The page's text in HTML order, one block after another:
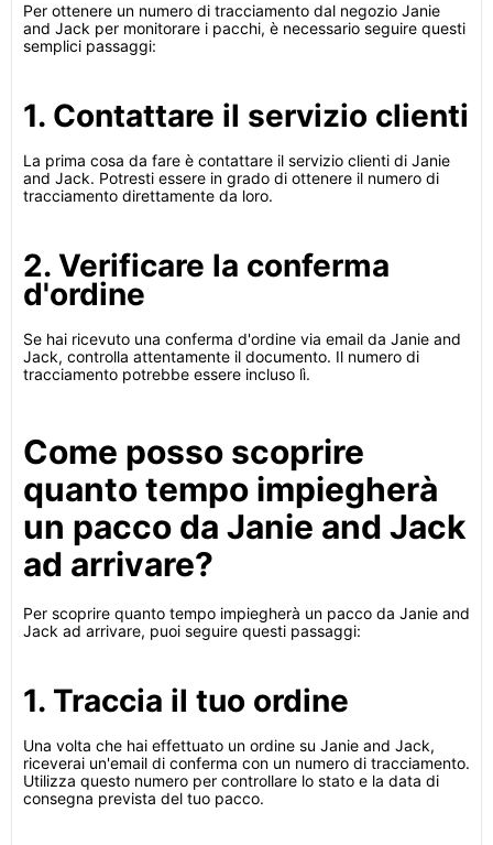
Per ottenere un numero di tracciamento dal negozio Janie
and Jack per monitorare i pacchi, è necessario seguire questi
semplici passaggi:
1. Contattare il servizio clienti
La prima cosa da fare è contattare il servizio clienti di Janie
and Jack. Potresti essere in grado di ottenere il numero di
tracciamento direttamente da loro.
2. Verificare la conferma
d'ordine
Se hai ricevuto una conferma d'ordine via email da Janie and
Jack, controlla attentamente il documento. Il numero di
tracciamento potrebbe essere incluso lì.
Come posso scoprire
quanto tempo impiegherà
un pacco da Janie and Jack
ad arrivare?
Per scoprire quanto tempo impiegherà un pacco da Janie and
Jack ad arrivare, puoi seguire questi passaggi:
1. Traccia il tuo ordine
Una volta che hai effettuato un ordine su Janie and Jack,
riceverai un'email di conferma con un numero di tracciamento.
Utilizza questo numero per controllare lo stato e la data di
consegna prevista del tuo pacco.